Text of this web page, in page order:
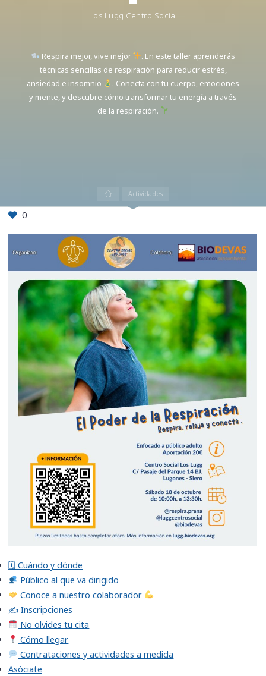
Los Lugg Centro Social
InicioActividades
Respira mejor, vive mejor
. En este taller aprenderás
técnicas sencillas de respiración para reducir estrés,
ansiedad e insomnio
. Conecta con tu cuerpo, emociones
y mente, y descubre cómo transformar tu energía a través
de la respiración.
0
🗓 Cuándo y dónde
Público al que va dirigido
Conoce a nuestro colaborador
✍️ Inscripciones
​ No olvides tu cita
Cómo llegar
Contrataciones y actividades a medida
Asóciate